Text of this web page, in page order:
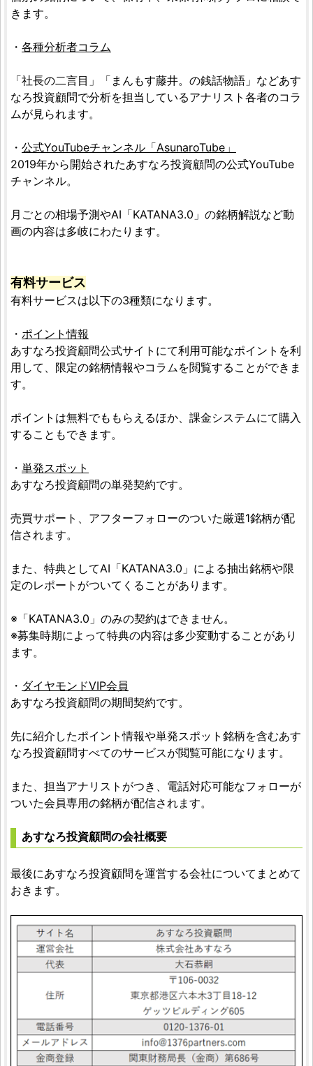
きます。
・ 各種分析者コラム
「社長の二言目」「まんもす藤井。の銭話物語」などあす
なろ投資顧問で分析を担当しているアナリスト各者のコラ
ムが見られます。
・ 公式YouTubeチャンネル「AsunaroTube」
2019年から開始されたあすなろ投資顧問の公式YouTube
チャンネル。
月ごとの相場予測やAI「KATANA3.0」の銘柄解説など動
画の内容は多岐にわたります。
有料サービス
有料サービスは以下の3種類になります。
・ ポイント情報
あすなろ投資顧問公式サイトにて利用可能なポイントを利
用して、限定の銘柄情報やコラムを閲覧することができま
す。
ポイントは無料でももらえるほか、課金システムにて購入
することもできます。
・ 単発スポット
あすなろ投資顧問の単発契約です。
売買サポート、アフターフォローのついた厳選1銘柄が配
信されます。
また、特典としてAI「KATANA3.0」による抽出銘柄や限
定のレポートがついてくることがあります。
※「KATANA3.0」のみの契約はできません。
※募集時期によって特典の内容は多少変動することがあり
ます。
・ ダイヤモンドVIP会員
あすなろ投資顧問の期間契約です。
先に紹介したポイント情報や単発スポット銘柄を含むあす
なろ投資顧問すべてのサービスが閲覧可能になります。
また、担当アナリストがつき、電話対応可能なフォローが
ついた会員専用の銘柄が配信されます。
あすなろ投資顧問の会社概要
最後にあすなろ投資顧問を運営する会社についてまとめて
おきます。